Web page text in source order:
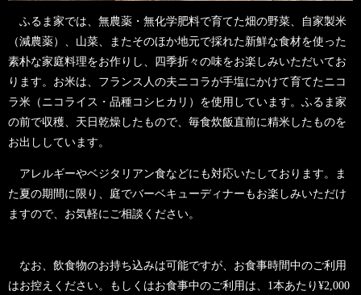
ふるま家では、無農薬・無化学肥料で育てた畑の野菜、自家製米
（減農薬）、山菜、またそのほか地元で採れた新鮮な食材を使った
素朴な家庭料理をお作りし、四季折々の味をお楽しみいただいてお
ります。お米は、フランス人の夫ニコラが手塩にかけて育てたニコ
ラ米（ニコライス・品種コシヒカリ）を使用しています。ふるま家
の前で収穫、天日乾燥したもので、毎食炊飯直前に精米したものを
お出ししています。
アレルギーやベジタリアン食などにも対応いたしております。ま
た夏の期間に限り、庭でバーベキューディナーもお楽しみいただけ
ますので、お気軽にご相談ください。
なお、飲食物のお持ち込みは可能ですが、お食事時間中のご利用
はお控えください。もしくはお食事中のご利用は、1本あたり¥2,000